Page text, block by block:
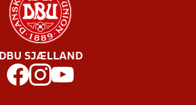
DBU SJÆLLAND